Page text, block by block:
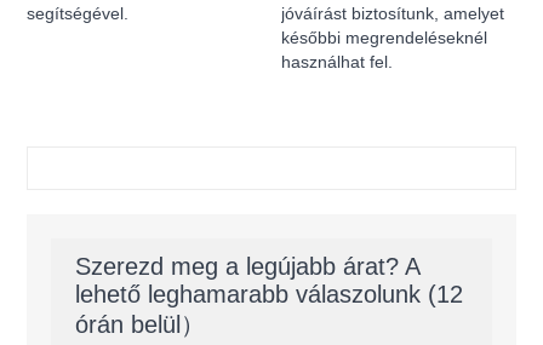
segítségével.
jóváírást biztosítunk, amelyet
későbbi megrendeléseknél
használhat fel.
Szerezd meg a legújabb árat? A
lehető leghamarabb válaszolunk (12
órán belül）